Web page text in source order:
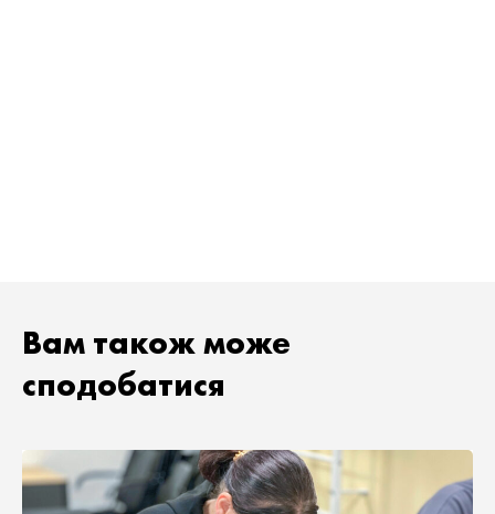
Вам також може
сподобатися